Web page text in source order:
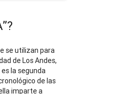
se utilizan para
de Los Andes,
la segunda
de las
imparte a